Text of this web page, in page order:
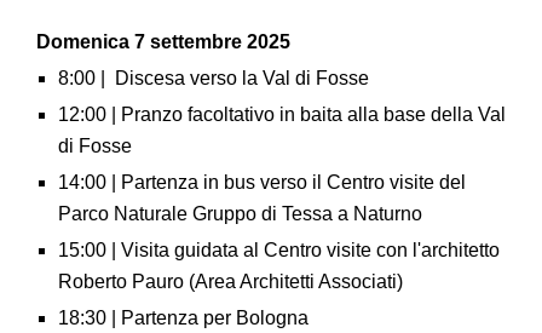
Domenica 7 settembre 2025
8:00 | Discesa verso la Val di Fosse
12:00 | Pranzo facoltativo in baita alla base della Val
di Fosse
14:00 | Partenza in bus verso il Centro visite del
Parco Naturale Gruppo di Tessa a Naturno
15:00 | Visita guidata al Centro visite con l'architetto
Roberto Pauro (Area Architetti Associati)
18:30 | Partenza per Bologna